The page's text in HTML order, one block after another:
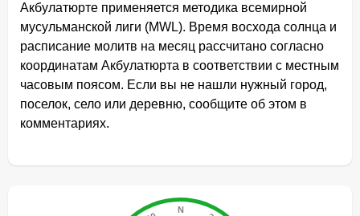
Акбулатюрте применяется методика всемирной
мусульманской лиги (MWL). Время восхода солнца и
расписание молитв на месяц рассчитано согласно
координатам Акбулатюрта в соответствии с местным
часовым поясом. Если вы не нашли нужный город,
поселок, село или деревню, сообщите об этом в
комментариях.